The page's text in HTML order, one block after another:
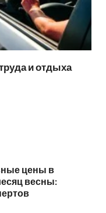
и отдыха
цены в
весны: